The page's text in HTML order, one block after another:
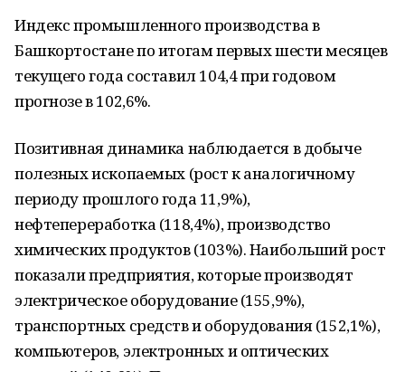
Индекс промышленного производства в
Башкортостане по итогам первых шести месяцев
текущего года составил 104,4 при годовом
прогнозе в 102,6%.
Позитивная динамика наблюдается в добыче
полезных ископаемых (рост к аналогичному
периоду прошлого года 11,9%),
нефтепереработка (118,4%), производство
химических продуктов (103%). Наибольший рост
показали предприятия, которые производят
электрическое оборудование (155,9%),
транспортных средств и оборудования (152,1%),
компьютеров, электронных и оптических